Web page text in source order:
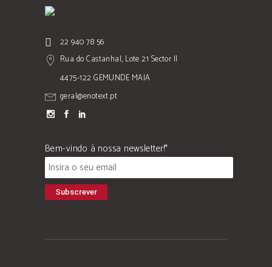
22 940 78 56
Rua do Castanhal, Lote 21 Sector II
4475-122 GEMUNDE MAIA
geral@enotext.pt
Bem-vindo à nossa newsletter!*